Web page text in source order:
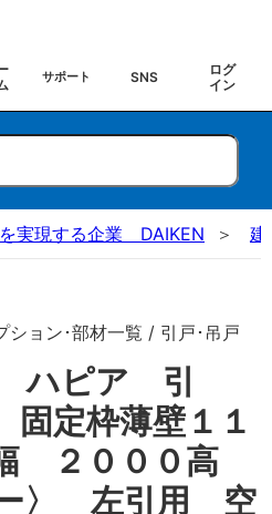
サポート SNS
ログ
イン
を実現する企業 DAIKEN 建
ョン･部材一覧 / 引戸･吊戸
ハピア 引
定枠薄壁１１
２０００高
ー〉 左引用 空